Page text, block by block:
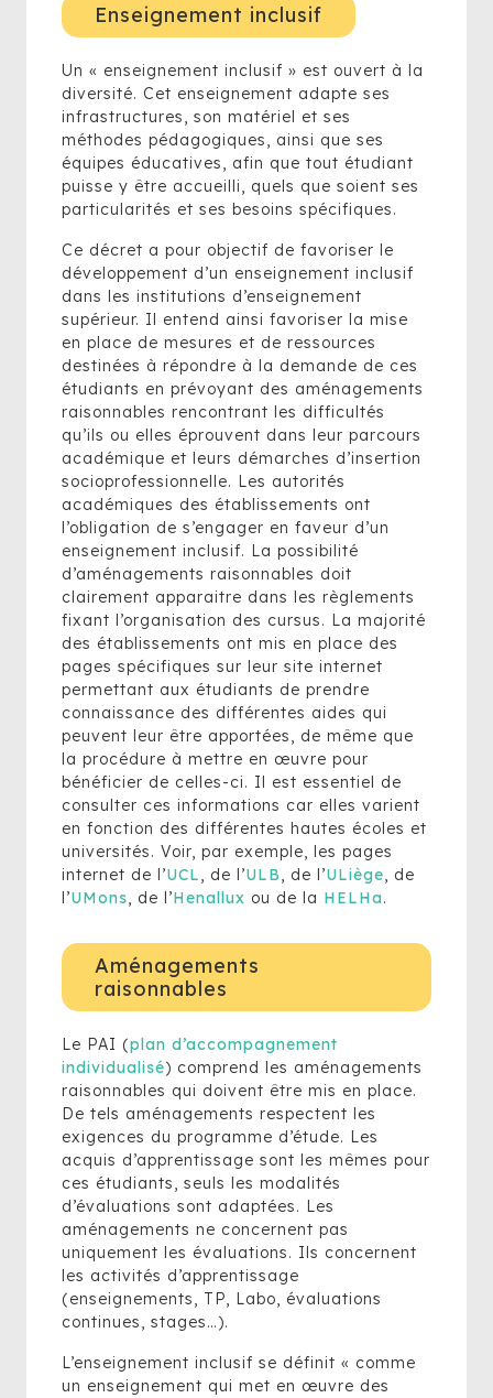
Enseignement inclusif
Un « enseignement inclusif » est ouvert à la
diversité. Cet enseignement adapte ses
infrastructures, son matériel et ses
méthodes pédagogiques, ainsi que ses
équipes éducatives, afin que tout étudiant
puisse y être accueilli, quels que soient ses
particularités et ses besoins spécifiques.
Ce décret a pour objectif de favoriser le
développement d’un enseignement inclusif
dans les institutions d’enseignement
supérieur. Il entend ainsi favoriser la mise
en place de mesures et de ressources
destinées à répondre à la demande de ces
étudiants en prévoyant des aménagements
raisonnables rencontrant les difficultés
qu’ils ou elles éprouvent dans leur parcours
académique et leurs démarches d’insertion
socioprofessionnelle. Les autorités
académiques des établissements ont
l’obligation de s’engager en faveur d’un
enseignement inclusif. La possibilité
d’aménagements raisonnables doit
clairement apparaitre dans les règlements
fixant l’organisation des cursus. La majorité
des établissements ont mis en place des
pages spécifiques sur leur site internet
permettant aux étudiants de prendre
connaissance des différentes aides qui
peuvent leur être apportées, de même que
la procédure à mettre en œuvre pour
bénéficier de celles-ci. Il est essentiel de
consulter ces informations car elles varient
en fonction des différentes hautes écoles et
universités. Voir, par exemple, les pages
internet de l’UCL, de l’ULB, de l’ULiège, de
l’UMons, de l’Henallux ou de la HELHa.
Aménagements
raisonnables
Le PAI (plan d’accompagnement
individualisé) comprend les aménagements
raisonnables qui doivent être mis en place.
De tels aménagements respectent les
exigences du programme d’étude. Les
acquis d’apprentissage sont les mêmes pour
ces étudiants, seuls les modalités
d’évaluations sont adaptées. Les
aménagements ne concernent pas
uniquement les évaluations. Ils concernent
les activités d’apprentissage
(enseignements, TP, Labo, évaluations
continues, stages…).
L’enseignement inclusif se définit « comme
un enseignement qui met en œuvre des